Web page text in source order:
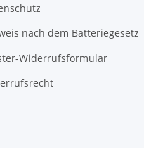
nach dem Batteriegesetz
Widerrufsformular